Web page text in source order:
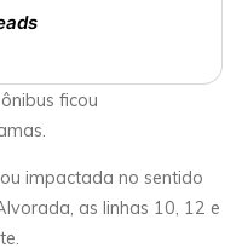
ficou
impactada no sentido
as linhas 10, 12 e